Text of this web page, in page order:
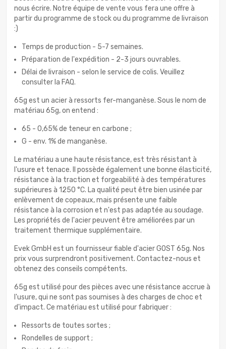
nous écrire. Notre équipe de vente vous fera une offre à
partir du programme de stock ou du programme de livraison
:)
Temps de production - 5-7 semaines.
Préparation de l'expédition - 2-3 jours ouvrables.
Délai de livraison - selon le service de colis. Veuillez
consulter la FAQ.
65g est un acier à ressorts fer-manganèse. Sous le nom de
matériau 65g, on entend :
65 - 0,65% de teneur en carbone ;
G - env. 1% de manganèse.
Le matériau a une haute résistance, est très résistant à
l'usure et tenace. Il possède également une bonne élasticité,
résistance à la traction et forgeabilité à des températures
supérieures à 1250 °C. La qualité peut être bien usinée par
enlèvement de copeaux, mais présente une faible
résistance à la corrosion et n'est pas adaptée au soudage.
Les propriétés de l'acier peuvent être améliorées par un
traitement thermique supplémentaire.
Evek GmbH est un fournisseur fiable d'acier GOST 65g. Nos
prix vous surprendront positivement. Contactez-nous et
obtenez des conseils compétents.
65g est utilisé pour des pièces avec une résistance accrue à
l'usure, qui ne sont pas soumises à des charges de choc et
d'impact. Ce matériau est utilisé pour fabriquer :
Ressorts de toutes sortes ;
Rondelles de support ;